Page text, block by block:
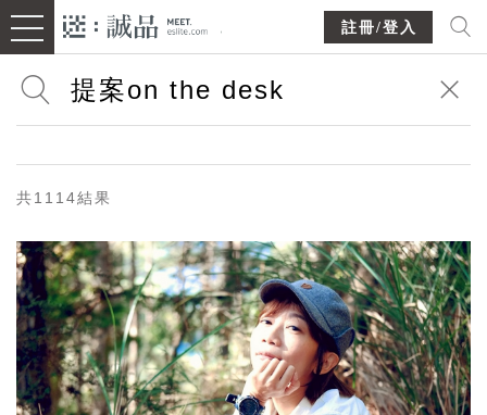
註冊/登入
共1114結果